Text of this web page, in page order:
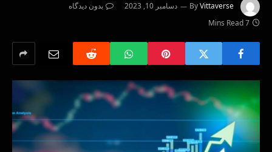
ByVittaverse دسامبر 10, 2023
بدون دیدگاه
7 Mins Read